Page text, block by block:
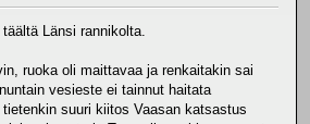
Länsi rannikolta.
ruoka oli maittavaa ja renkaitakin sai
vesieste ei tainnut haitata
tietenkin suuri kiitos Vaasan katsastus